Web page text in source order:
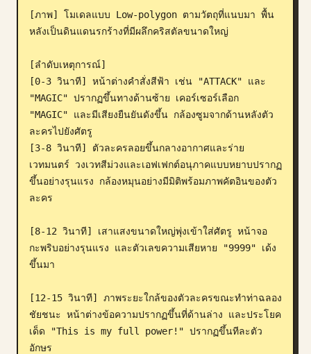
[ภาพ] โมเดลแบบ Low-polygon ตามวัตถุที่แนบมา พื้น
หลังเป็นดินแดนรกร้างที่มีผลึกคริสตัลขนาดใหญ่
[ลำดับเหตุการณ์]
[0-3 วินาที] หน้าต่างคำสั่งสีฟ้า เช่น "ATTACK" และ
"MAGIC" ปรากฏขึ้นทางด้านซ้าย เคอร์เซอร์เลือก
"MAGIC" และมีเสียงยืนยันดังขึ้น กล้องซูมจากด้านหลังตัว
ละครไปยังศัตรู
[3-8 วินาที] ตัวละครลอยขึ้นกลางอากาศและร่าย
เวทมนตร์ วงเวทสีม่วงและเอฟเฟกต์อนุภาคแบบหยาบปรากฏ
ขึ้นอย่างรุนแรง กล้องหมุนอย่างมีมิติพร้อมภาพคัตอินของตัว
ละคร
[8-12 วินาที] เสาแสงขนาดใหญ่พุ่งเข้าใส่ศัตรู หน้าจอ
กะพริบอย่างรุนแรง และตัวเลขความเสียหาย "9999" เด้ง
ขึ้นมา
[12-15 วินาที] ภาพระยะใกล้ของตัวละครขณะทำท่าฉลอง
ชัยชนะ หน้าต่างข้อความปรากฏขึ้นที่ด้านล่าง และประโยค
เด็ด "This is my full power!" ปรากฏขึ้นทีละตัว
อักษร